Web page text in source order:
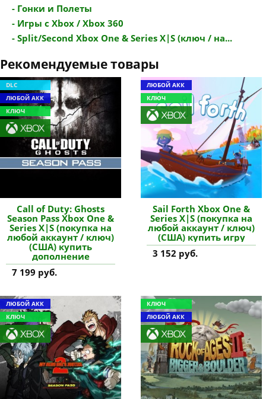
- Гонки и Полеты
- Игры с Xbox / Xbox 360
- Split/Second Xbox One & Series X|S (ключ / на...
Рекомендуемые товары
DLC
ЛЮБОЙ АКК
КЛЮЧ
Call of Duty: Ghosts
Season Pass Xbox One &
Series X|S (покупка на
любой аккаунт / ключ)
(США) купить
дополнение
7 199 руб.
ЛЮБОЙ АКК
КЛЮЧ
Sail Forth Xbox One &
Series X|S (покупка на
любой аккаунт / ключ)
(США) купить игру
3 152 руб.
ЛЮБОЙ АКК
КЛЮЧ
КЛЮЧ
ЛЮБОЙ АКК